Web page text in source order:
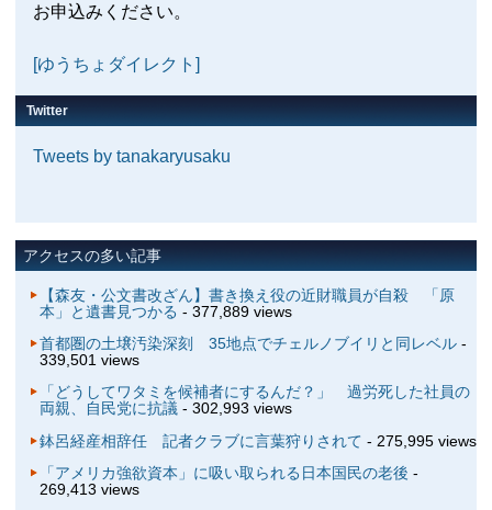
お申込みください。
[ゆうちょダイレクト]
Twitter
Tweets by tanakaryusaku
アクセスの多い記事
【森友・公文書改ざん】書き換え役の近財職員が自殺 「原
本」と遺書見つかる - 377,889 views
首都圏の土壌汚染深刻 35地点でチェルノブイリと同レベル-
339,501 views
「どうしてワタミを候補者にするんだ？」 過労死した社員の
両親、自民党に抗議- 302,993 views
鉢呂経産相辞任 記者クラブに言葉狩りされて - 275,995 views
「アメリカ強欲資本」に吸い取られる日本国民の老後 -
269,413 views